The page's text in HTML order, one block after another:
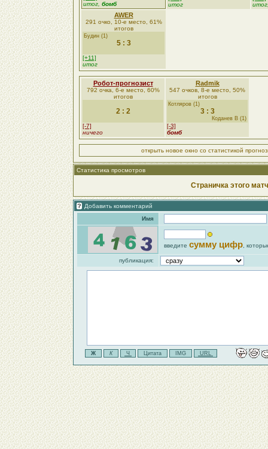
итог, бомб
итог
AWER
291 очко, 10-е место, 61%
итогов
Будин (1)
5 : 3
[+11]
итог
Робот-прогнозист
792 очка, 6-е место, 60%
итогов
2 : 2
[-7]
ничего
Radmik
547 очков, 8-е место, 50%
итогов
Котляров (1)
3 : 3
Коданев В (1)
[-3]
бомб
открыть новое окно со статистикой
Статистика просмотров
Страничка этого
Добавить комментарий
Имя
введите сумму цифр ,
публикация: